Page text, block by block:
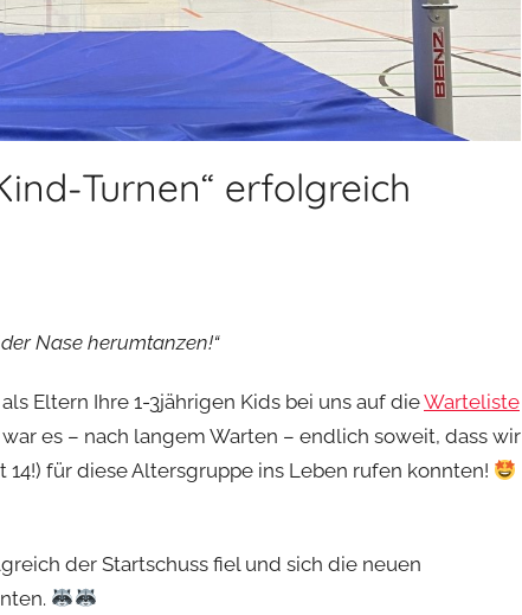
Turnen“ erfolgreich
Nase herumtanzen!“
Eltern Ihre 1-3jährigen Kids bei uns auf dieWarteliste
es – nach langem Warten – endlich soweit, dass wir
für diese Altersgruppe ins Leben rufen konnten!
der Startschuss fiel und sich die neuen